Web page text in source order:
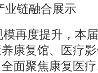
业链融合展示
模再度提升，本
康复馆、医疗
面聚焦康复医